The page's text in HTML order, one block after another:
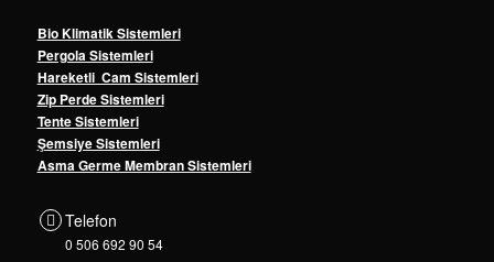
Bio Klimatik Sistemleri
Pergola Sistemleri
Hareketli Cam Sistemleri
Zip Perde Sistemleri
Tente Sistemleri
Şemsiye Sistemleri
Asma Germe Membran Sistemleri
Telefon
0 506 692 90 54